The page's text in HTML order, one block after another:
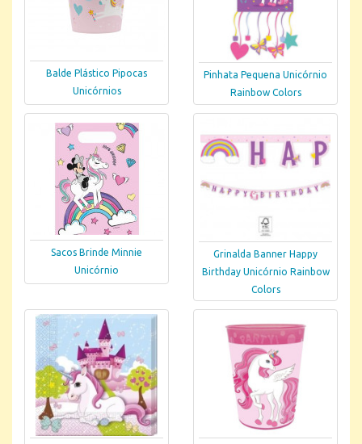
Balde Plástico Pipocas
Unicórnios
Pinhata Pequena Unicórnio
Rainbow Colors
Sacos Brinde Minnie
Unicórnio
Grinalda Banner Happy
Birthday Unicórnio Rainbow
Colors